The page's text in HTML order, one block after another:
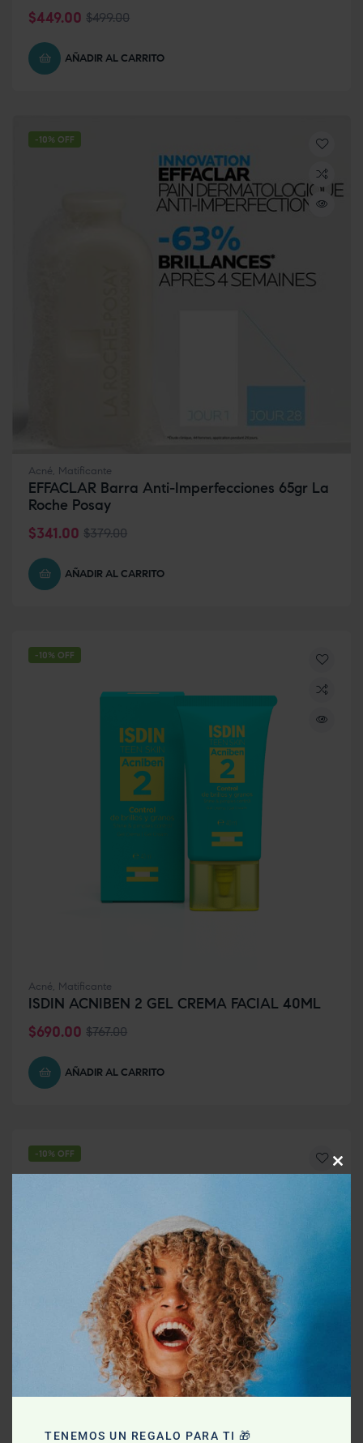
$499.00
$449.00
AÑADIR AL CARRITO
-10% OFF
Acné, Matificante
EFFACLAR Barra Anti-Imperfecciones 65gr La
Roche Posay
$379.00
$341.00
AÑADIR AL CARRITO
-10% OFF
Acné, Matificante
ISDIN ACNIBEN 2 GEL CREMA FACIAL 40ML
$767.00
$690.00
AÑADIR AL CARRITO
-10% OFF
TENEMOS UN REGALO PARA TI 🎁